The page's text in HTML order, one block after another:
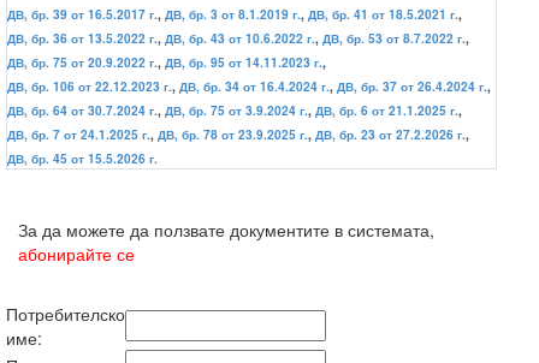
ДВ, бр. 39 от 16.5.2017 г., ДВ, бр. 3 от 8.1.2019 г., ДВ, бр. 41 от 18.5.2021 г.,
ДВ, бр. 36 от 13.5.2022 г., ДВ, бр. 43 от 10.6.2022 г., ДВ, бр. 53 от 8.7.2022 г.,
ДВ, бр. 75 от 20.9.2022 г., ДВ, бр. 95 от 14.11.2023 г.,
ДВ, бр. 106 от 22.12.2023 г., ДВ, бр. 34 от 16.4.2024 г., ДВ, бр. 37 от 26.4.2024 г.,
ДВ, бр. 64 от 30.7.2024 г., ДВ, бр. 75 от 3.9.2024 г., ДВ, бр. 6 от 21.1.2025 г.,
ДВ, бр. 7 от 24.1.2025 г., ДВ, бр. 78 от 23.9.2025 г., ДВ, бр. 23 от 27.2.2026 г.,
ДВ, бр. 45 от 15.5.2026 г.
За да можете да ползвате документите в системата,
абонирайте се
Потребителско
име: